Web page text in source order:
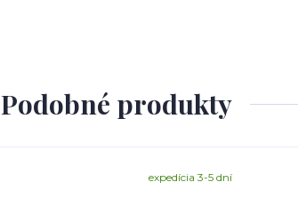
Podobné produkty
expedícia 3-5 dní